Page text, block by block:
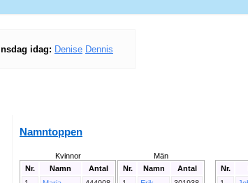
idag: Denise Dennis
Namntoppen
Kvinnor
Nr.
Namn
Antal
Män
Nr.
Namn
Antal
Nr.